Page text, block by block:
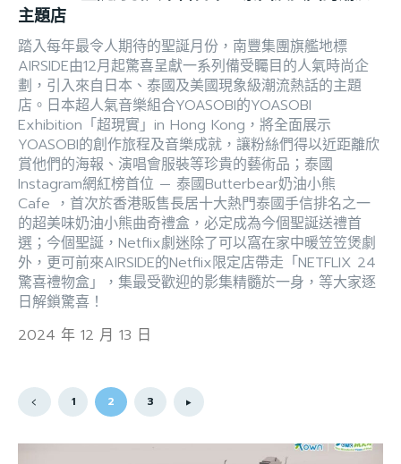
主題店
踏入每年最令人期待的聖誕月份，南豐集團旗艦地標
AIRSIDE由12月起驚喜呈獻一系列備受矚目的人氣時尚企
劃，引入來自日本、泰國及美國現象級潮流熱話的主題
店。日本超人氣音樂組合YOASOBI的YOASOBI
Exhibition「超現實」in Hong Kong，將全面展示
YOASOBI的創作旅程及音樂成就，讓粉絲們得以近距離欣
賞他們的海報、演唱會服裝等珍貴的藝術品；泰國
Instagram網紅榜首位 — 泰國Butterbear奶油小熊
Cafe ，首次於香港販售長居十大熱門泰國手信排名之一
的超美味奶油小熊曲奇禮盒，必定成為今個聖誕送禮首
選；今個聖誕，Netflix劇迷除了可以窩在家中暖笠笠煲劇
外，更可前來AIRSIDE的Netflix限定店帶走「NETFLIX 24
驚喜禮物盒」，集最受歡迎的影集精髓於一身，等大家逐
日解鎖驚喜！
2024 年 12 月 13 日
1 2 3